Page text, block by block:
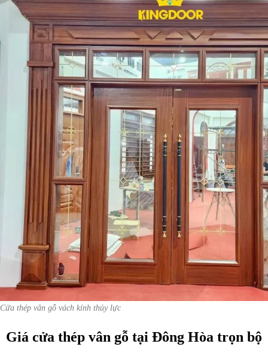
Cửa thép vân gỗ vách kính thủy lực
Giá cửa thép vân gỗ tại Đông Hòa trọn bộ